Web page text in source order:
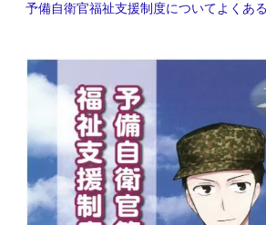
予備自衛官福祉支援制度についてよくあ